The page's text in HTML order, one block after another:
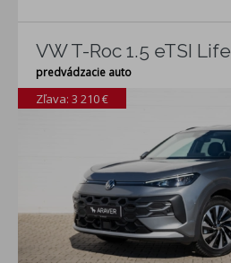
VW T-Roc 1.5 eTSI Life
predvádzacie auto
Zľava: 3 210 €